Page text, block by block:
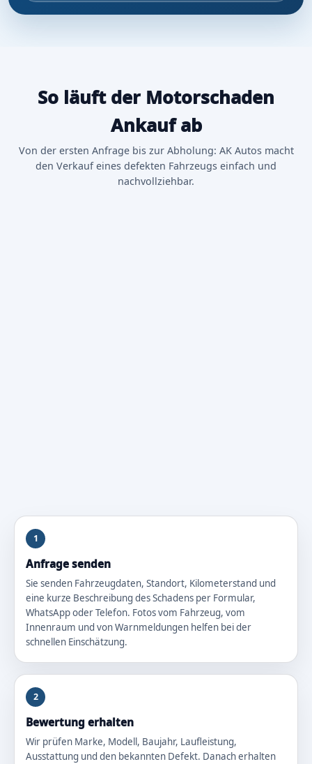
So läuft der Motorschaden
Ankauf ab
Von der ersten Anfrage bis zur Abholung: AK Autos macht
den Verkauf eines defekten Fahrzeugs einfach und
nachvollziehbar.
1
Anfrage senden
Sie senden Fahrzeugdaten, Standort, Kilometerstand und
eine kurze Beschreibung des Schadens per Formular,
WhatsApp oder Telefon. Fotos vom Fahrzeug, vom
Innenraum und von Warnmeldungen helfen bei der
schnellen Einschätzung.
2
Bewertung erhalten
Wir prüfen Marke, Modell, Baujahr, Laufleistung,
Ausstattung und den bekannten Defekt. Danach erhalten